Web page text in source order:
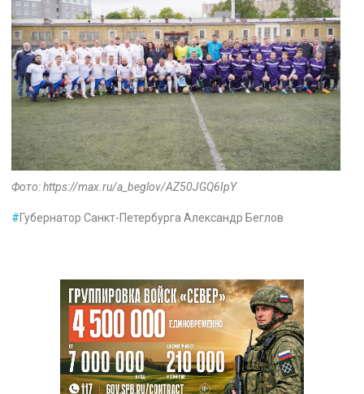
Фото: https://max.ru/a_beglov/AZ50JGQ6IpY
#Губернатор Санкт-Петербурга Александр Беглов